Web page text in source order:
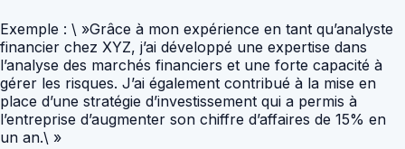
Exemple : \ »Grâce à mon expérience en tant qu’analyste
financier chez XYZ, j’ai développé une expertise dans
l’analyse des marchés financiers et une forte capacité à
gérer les risques. J’ai également contribué à la mise en
place d’une stratégie d’investissement qui a permis à
l’entreprise d’augmenter son chiffre d’affaires de 15% en
un an.\ »